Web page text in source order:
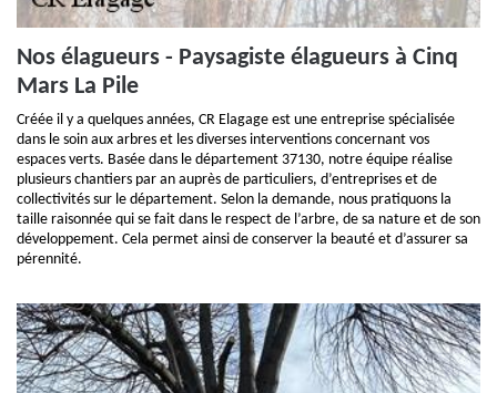
Nos élagueurs - Paysagiste élagueurs à Cinq
Mars La Pile
Créée il y a quelques années, CR Elagage est une entreprise spécialisée
dans le soin aux arbres et les diverses interventions concernant vos
espaces verts. Basée dans le département 37130, notre équipe réalise
plusieurs chantiers par an auprès de particuliers, d’entreprises et de
collectivités sur le département. Selon la demande, nous pratiquons la
taille raisonnée qui se fait dans le respect de l’arbre, de sa nature et de son
développement. Cela permet ainsi de conserver la beauté et d’assurer sa
pérennité.